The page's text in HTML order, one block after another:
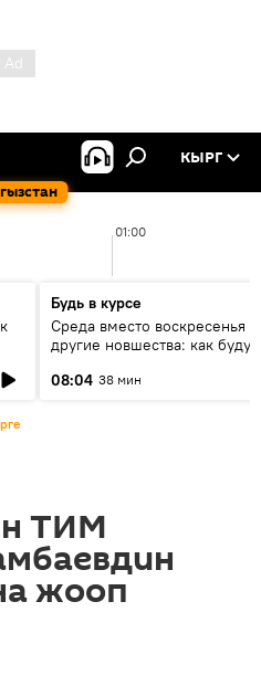
КЫРГ
01:00
Будь в курсе
Среда вместо воскресенья и
другие новшества: как будут
08:04 38 мин
ТИМ
жооп